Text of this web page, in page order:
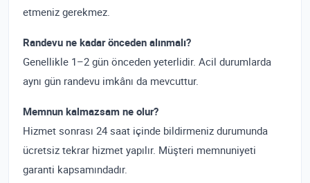
etmeniz gerekmez.
Randevu ne kadar önceden alınmalı?
Genellikle 1–2 gün önceden yeterlidir. Acil durumlarda
aynı gün randevu imkânı da mevcuttur.
Memnun kalmazsam ne olur?
Hizmet sonrası 24 saat içinde bildirmeniz durumunda
ücretsiz tekrar hizmet yapılır. Müşteri memnuniyeti
garanti kapsamındadır.